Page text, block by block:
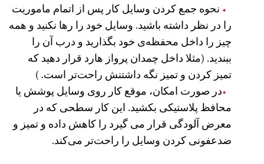
نحوه جمع کردن وسایل کار پس از اتمام ماموریت
را در نظر داشته باشید. وسایل خود را رها نکنید و همه
چیز را داخل محفظه‌ی خود بگذارید و درب آن را
ببندید. (‌مثلا داخل چمدان پرواز هارد قرار دهید که
تمیز کردن و تمیز نگه داشتنش راحت‌تر است. )
در صورت امکان، موقع کار روی وسایل پوشش یا
محافظ پلاستیکی بکشید. این کار سطحی که در
معرض آلودگی قرار می گیرد را کاهش داده و تمیز و
ضدعفونی کردن وسایل را راحت‌تر می‌کند.